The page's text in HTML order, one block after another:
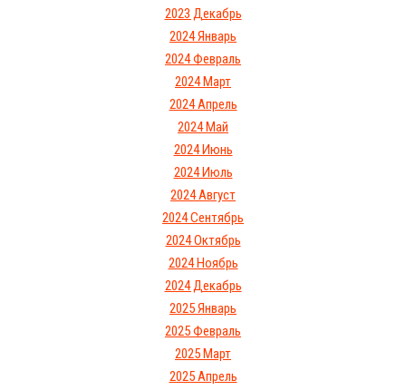
2023 Декабрь
2024 Январь
2024 Февраль
2024 Март
2024 Апрель
2024 Май
2024 Июнь
2024 Июль
2024 Август
2024 Сентябрь
2024 Октябрь
2024 Ноябрь
2024 Декабрь
2025 Январь
2025 Февраль
2025 Март
2025 Апрель